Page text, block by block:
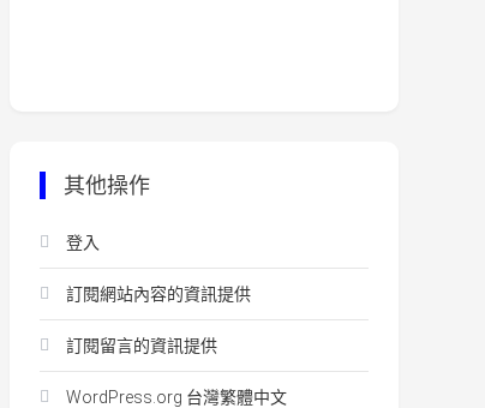
其他操作
登入
訂閱網站內容的資訊提供
訂閱留言的資訊提供
WordPress.org 台灣繁體中文